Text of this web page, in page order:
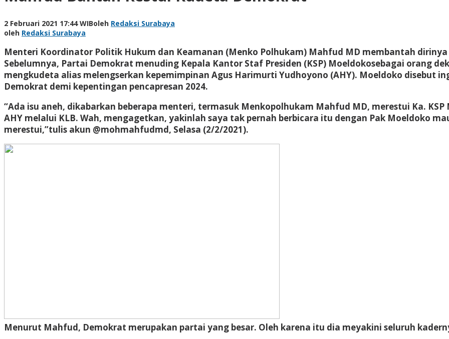
2 Februari 2021 17:44 WIBoleh Redaksi Surabaya
oleh Redaksi Surabaya
Menteri Koordinator Politik Hukum dan Keamanan (Menko Polhukam) Mahfud MD membantah
Sebelumnya, Partai Demokrat menuding Kepala Kantor Staf Presiden (KSP) Moeldokosebagai orang
mengkudeta alias melengserkan kepemimpinan Agus Harimurti Yudhoyono (AHY). Moeldoko disebut
Demokrat demi kepentingan pencapresan 2024.
“Ada isu aneh, dikabarkan beberapa menteri, termasuk Menkopolhukam Mahfud MD, merestui Ka.
AHY melalui KLB. Wah, mengagetkan, yakinlah saya tak pernah berbicara itu dengan Pak Moeldoko
merestui,”tulis akun @mohmahfudmd, Selasa (2/2/2021).
Menurut Mahfud, Demokrat merupakan partai yang besar. Oleh karena itu dia meyakini seluruh